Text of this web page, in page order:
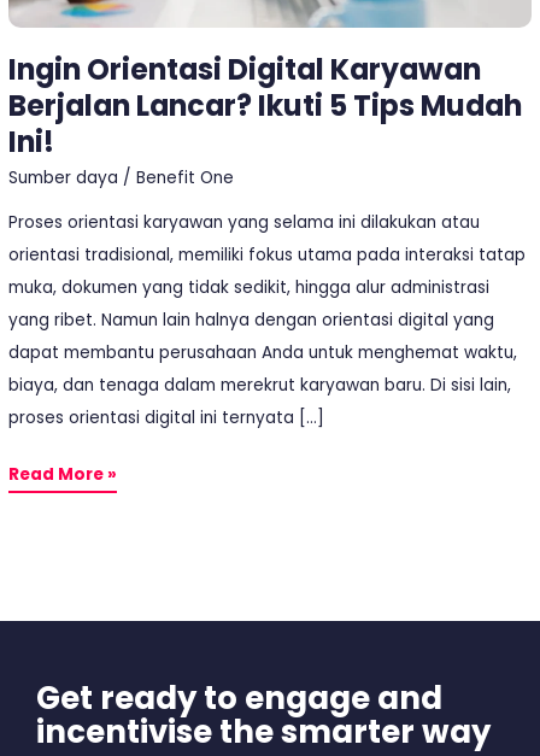
Ingin Orientasi Digital Karyawan
Berjalan Lancar? Ikuti 5 Tips Mudah
Ini!
Sumber daya /Benefit One
Proses orientasi karyawan yang selama ini dilakukan atau
orientasi tradisional, memiliki fokus utama pada interaksi tatap
muka, dokumen yang tidak sedikit, hingga alur administrasi
yang ribet. Namun lain halnya dengan orientasi digital yang
dapat membantu perusahaan Anda untuk menghemat waktu,
biaya, dan tenaga dalam merekrut karyawan baru. Di sisi lain,
proses orientasi digital ini ternyata […]
Tips
Mudah
Ini!
Read More »
Get ready to engage and
incentivise the smarter way